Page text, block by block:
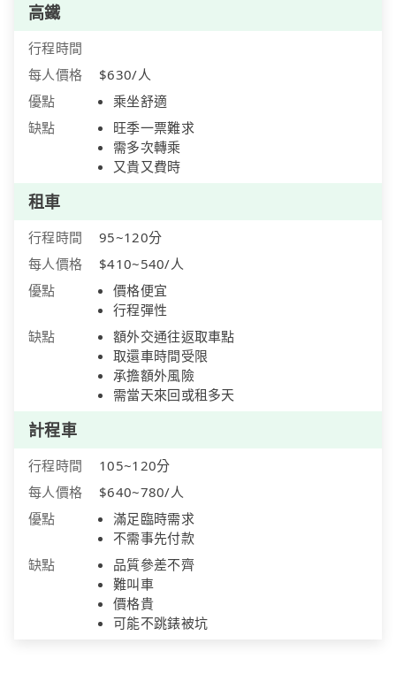
高鐵
行程時間
每人價格
$630/人
優點
乘坐舒適
缺點
旺季一票難求
需多次轉乘
又貴又費時
租車
行程時間
95~120分
每人價格
$410~540/人
優點
價格便宜
行程彈性
缺點
額外交通往返取車點
取還車時間受限
承擔額外風險
需當天來回或租多天
計程車
行程時間
105~120分
每人價格
$640~780/人
優點
滿足臨時需求
不需事先付款
缺點
品質參差不齊
難叫車
價格貴
可能不跳錶被坑